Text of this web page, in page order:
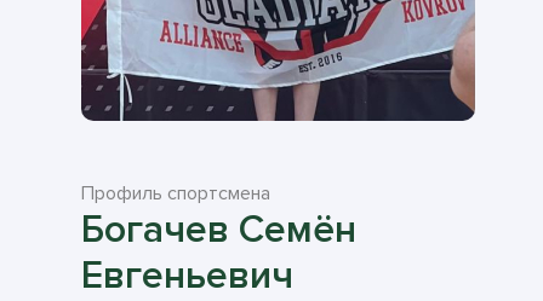
Профиль спортсмена
Богачев Семён
Евгеньевич